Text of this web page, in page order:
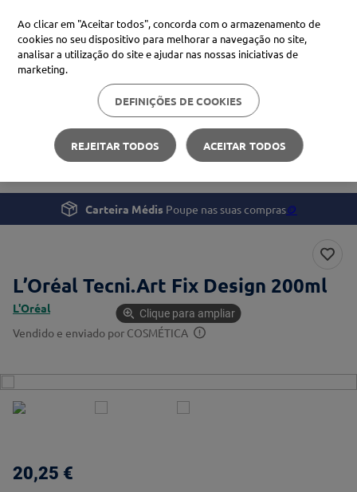
Procure no Marketplace Médis
Pesquisas mais comuns
xiaomi
uriage
4º svr
Beleza e Cuidado pessoal
L’Oréal Tecni.Art Fix Design
Carteira Médis Poupe nas suas compras🪙
L’Oréal Tecni.Art Fix Design 200ml
L'Oréal
Vendido e enviado por COSMÉTICA
Clique para ampliar
20,25 €
Ao clicar em "Aceitar todos", concorda com o armazenamento de
cookies no seu dispositivo para melhorar a navegação no site,
analisar a utilização do site e ajudar nas nossas iniciativas de
marketing.
DEFINIÇÕES DE COOKIES
REJEITAR TODOS ACEITAR TODOS